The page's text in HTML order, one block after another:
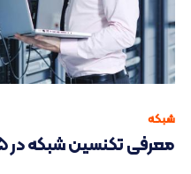
شبکه
معرفی تکنسین شبکه در ۵ گام کلی